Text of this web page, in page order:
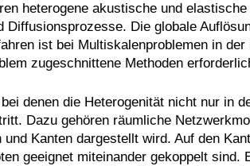
heterogene akustische und elastische
Diffusionsprozesse. Die globale
ist bei Multiskalenproblemen in der
zugeschnittene Methoden
denen die Heterogenität nicht nur in
Dazu gehören räumliche
Kanten dargestellt wird. Auf den
geeignet miteinander gekoppelt sind.